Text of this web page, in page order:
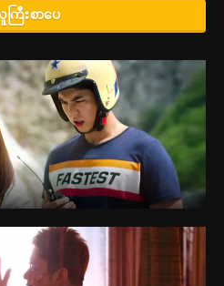
ြီးစာပေ